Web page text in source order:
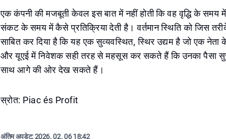
एक कंपनी की मजबूती केवल इस बात में नहीं होती कि वह वृद्धि के समय
संकट के समय में कैसे प्रतिक्रिया देती है। वर्तमान स्थिति को जिस
साबित कर दिया है कि यह एक सुव्यवस्थित, स्थिर उद्यम है जो एक
और यूएई में निवेशक सही तरह से महसूस कर सकते हैं कि उनका पैसा
साथ आगे की ओर देख सकते हैं।
स्रोत: Piac és Profit
अंतिम अपडेट:2026. 02. 06 18:42